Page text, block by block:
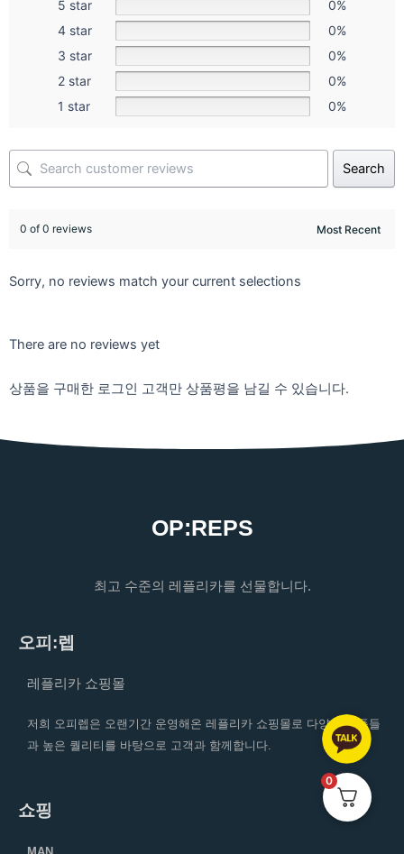
5 star
0%
4 star
0%
3 star
0%
2 star
0%
1 star
0%
Search
0 of 0 reviews
Sorry, no reviews match your current selections
There are no reviews yet
상품을 구매한 로그인 고객만 상품평을 남길 수 있습니다.
OP:REPS
최고 수준의 레플리카를 선물합니다.
오피:렙
레플리카 쇼핑몰
저희 오피렙은 오랜기간 운영해온 레플리카 쇼핑몰로 다양한 상품들
과 높은 퀄리티를 바탕으로 고객과 함께합니다.
쇼핑
0